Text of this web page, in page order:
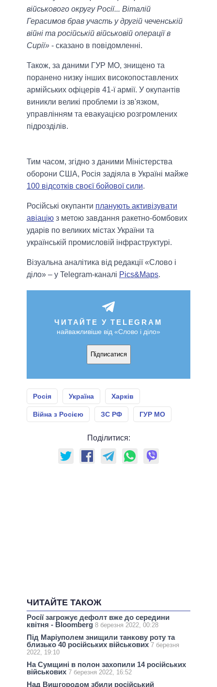
військового округу Росії... Віталій
Герасимов брав участь у другій чеченській
війні та російській військовій операції в
Сирії» - сказано в повідомленні.
Також, за даними ГУР МО, знищено та
поранено низку інших високопоставлених
армійських офіцерів 41-ї армії. У окупантів
виникли великі проблеми із зв'язком,
управлінням та евакуацією розгромлених
підрозділів.
Тим часом, згідно з даними Міністерства
оборони США, Росія задіяла в Україні майже
100 відсотків своєї бойової сили.
Російські окупанти планують активізувати
авіацію з метою завдання ракетно-бомбових
ударів по великих містах України та
українській промисловій інфраструктурі.
Візуальна аналітика від редакції «Слово і
діло» – у Telegram-каналі Pics&Maps.
ЧИТАЙТЕ У TELEGRAM
найважливіше від «Слово і діло»
Підписатися
Росія Україна Харків
Війна з Росією ЗС РФ ГУР МО
Поділитися:
ЧИТАЙТЕ ТАКОЖ
Росії загрожує дефолт вже до середини
квітня - Bloomberg 8 березня 2022, 00:28
Під Маріуполем знищили танкову роту та
близько 40 російських військових 7 березня
2022, 19:10
На Сумщині в полон захопили 14 російських
військових 7 березня 2022, 16:52
Над Вишгородом збили російський